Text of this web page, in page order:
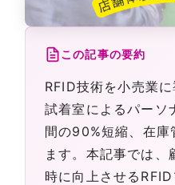
この記事の要約
RFID技術を小売業
試着室によるパーソ
間の90%短縮、在庫
ます。本記事では、
時に向上させる